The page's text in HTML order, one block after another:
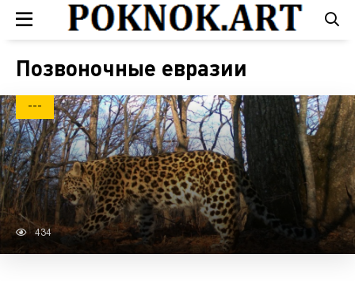
Позвоночные евразии
---
434